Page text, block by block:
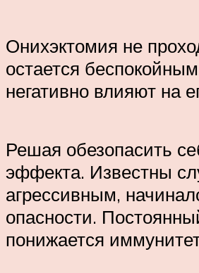
Онихэктомия не
остается
негативно влияют на
Решая обезопасить
эффекта. Известны
агрессивным,
опасности.
понижается